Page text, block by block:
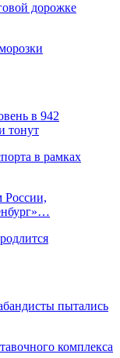
дорожке
в 942
тонут
в рамках
России,
пытались
комплекса